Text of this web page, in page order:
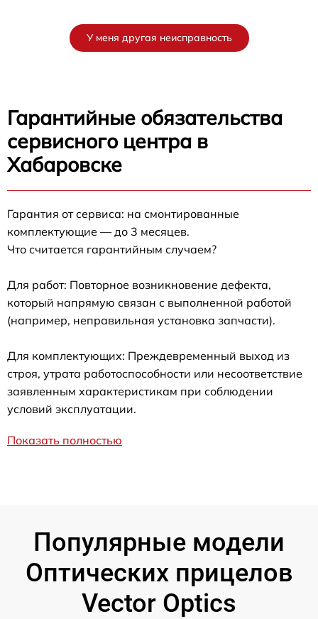
У меня другая неисправность
Гарантийные обязательства
сервисного центра в
Хабаровске
Гарантия от сервиса: на смонтированные
комплектующие — до 3 месяцев.
Что считается гарантийным случаем?
Для работ: Повторное возникновение дефекта,
который напрямую связан с выполненной работой
(например, неправильная установка запчасти).
Для комплектующих: Преждевременный выход из
строя, утрата работоспособности или несоответствие
заявленным характеристикам при соблюдении
условий эксплуатации.
Показать полностью
Популярные модели
Оптических прицелов
Vector Optics